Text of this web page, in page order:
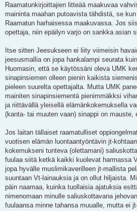
Raamatunkirjoittajien litteää maakuvaa
maininta maahan putoavista tähdistä, se
Raamatun harhaisessa maakuvassa. Jos
opettaja, niin epäilyn varjo on sankka asian
Itse sitten Jeesukseen ei liity viimeisin
jeesusmallia on jopa hankalampi seurata
Huomasin, että se käytössäni oleva UMK
sinapinsiemen olleen pienin kaikista
pieleen suurelta opettajalta. Mutta UMK
mainiten sinapinsiementä pienimmäkksi
ja riittävällä yleisellä elämänkokemuksella
(kanta- tai muuten vaan) sinappi on mauste,
Jos laitan tällaiset raamatulliset
vuotisen elämän luontaantyöntävin jt-
kokemukseni tunteva (olettamani)
fuulaa siitä ketkä kaikki kuolevat harmassa
jopa hyvälle muslimikaverilleen jt-mallista
suuntaan Vt-lainauksia ja on ollut hiljaista.
päin naamaa, kuinka tuollaisia ajatuksia
nimenomaan minulle saliuskottavana
fuulaansa minne tahansa muualle, mutta ei